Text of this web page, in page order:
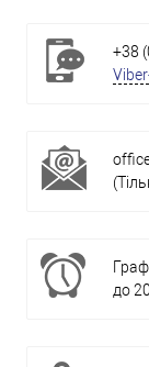
+38
до